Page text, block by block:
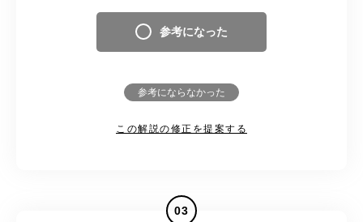
参考になった
参考にならなかった
この解説の修正を提案する
03